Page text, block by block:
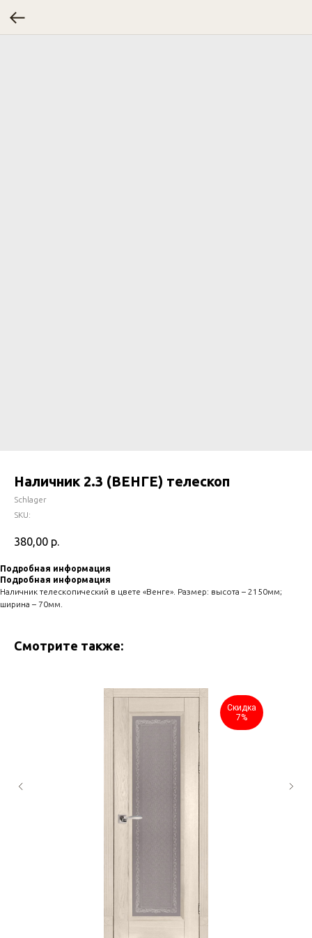
Наличник 2.3 (ВЕНГЕ) телескоп
Schlager
SKU:
380,00 р.
Подробная информация
Подробная информация
Наличник телескопический в цвете «Венге». Размер: высота – 2150мм;
ширина – 70мм.
Смотрите также:
Скидка
7%